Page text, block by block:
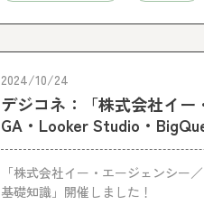
2024/10/24
デジコネ：「株式会社イー
GA・Looker Studio・
「株式会社イー・エージェンシー
基礎知識」開催しました！